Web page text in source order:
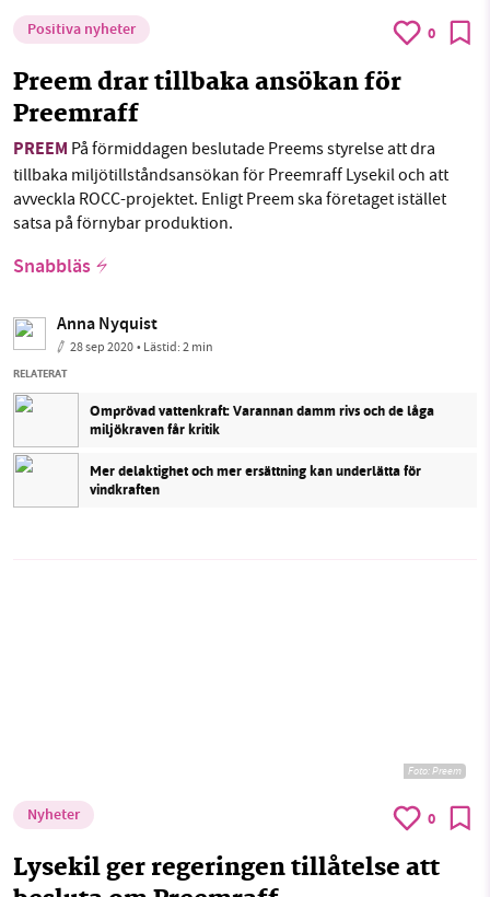
Threads LinkedIn
Positiva nyheter 0
Preem drar tillbaka ansökan för
Preemraff
PREEM På förmiddagen beslutade Preems styrelse att dra
tillbaka miljötillståndsansökan för Preemraff Lysekil och att
avveckla ROCC-projektet. Enligt Preem ska företaget istället
satsa på förnybar produktion.
Snabbläs
Anna Nyquist
28 sep 2020• Lästid:2 min
RELATERAT
Omprövad vattenkraft: Varannan damm rivs och de låga
miljökraven får kritik
Mer delaktighet och mer ersättning kan underlätta för
vindkraften
Foto: Preem
Nyheter 0
Lysekil ger regeringen tillåtelse att
SMB kämpar för en hållbar framtid. Sedan
starten 2010 har vår ideella redaktion drivit
miljödebatten framåt genom
nyhetsbevakning och granskningar. Nu vill vi
utveckla vårt arbete – och vi hoppas att du
vill hjälpa oss.
Stötta vårt arbete genom att swisha en slant till